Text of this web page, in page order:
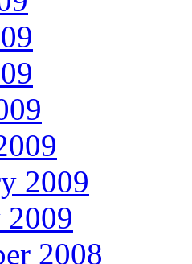
2009
2009
2008